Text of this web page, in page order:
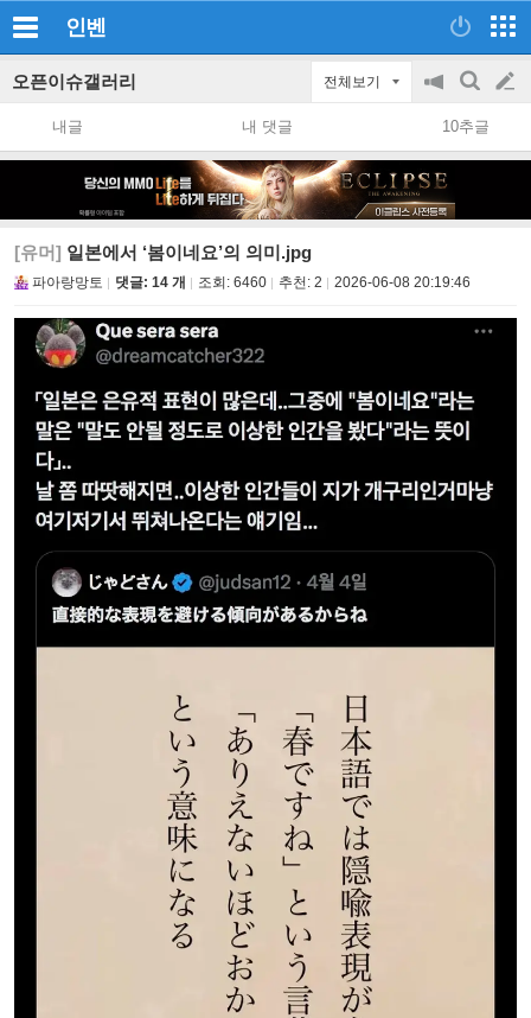
인벤
오픈이슈갤러리 전체보기
공
지
on/off
검
색
글
쓰
내글 내 댓글 10추글
[유머] 일본에서 ‘봄이네요’의 의미.jpg
파아랑망토 댓글: 14 개 조회: 6460 추천: 2 2026-06-08 20:19:46